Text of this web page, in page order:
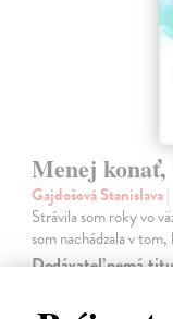
Menej
Gajdošová Stanislava
Strávila som roky vo
som nachádzala v
Dodávateľ nemá